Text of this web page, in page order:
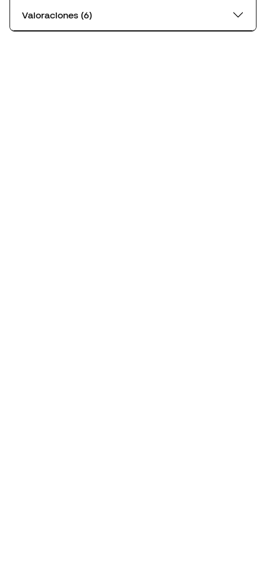
Valoraciones (6)